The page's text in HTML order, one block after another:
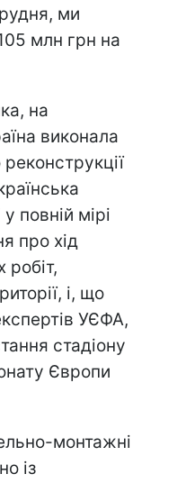
ми
млн грн на
на
виконала
повній мірі
про хід
і, що
УЄФА,
стадіону
Європи
монтажні
із